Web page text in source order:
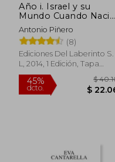
Año i. Israel y su
Mundo Cuando Nació
Jesús (Años Decisivos
en la Historia)
Antonio Piñero
(8)
Ediciones Del Laberinto S.
L, 2014, 1 Edición, Tapa
Blanda, Nuevo